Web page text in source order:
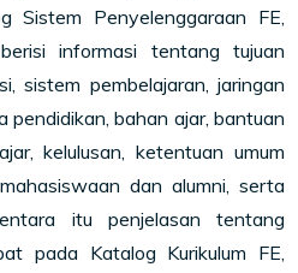
Sistem Penyelenggaraan FE,
informasi tentang tujuan
sistem pembelajaran, jaringan
pendidikan, bahan ajar, bantuan
kelulusan, ketentuan umum
dan alumni, serta
itu penjelasan tentang
pada Katalog Kurikulum FE,